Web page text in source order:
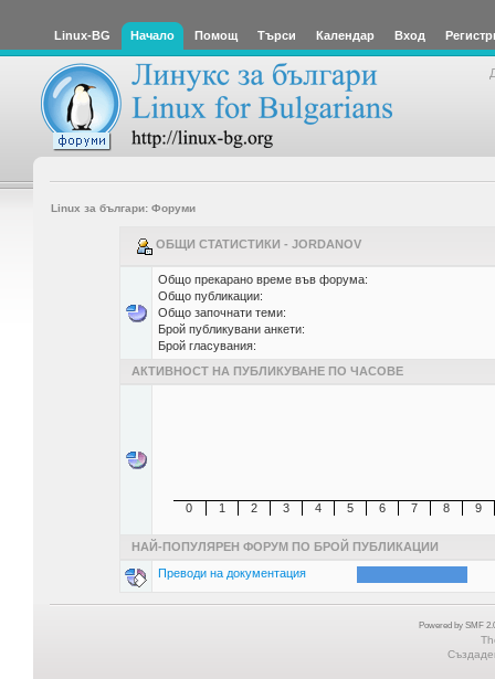
Linux-BG Начало Помощ Търси Календар Вход
Linux за българи: Форуми
ОБЩИ СТАТИСТИКИ - JORDANOV
Общо прекарано време във форума:
Общо публикации:
Общо започнати теми:
Брой публикувани анкети:
Брой гласувания:
АКТИВНОСТ НА ПУБЛИКУВАНЕ ПО ЧАСОВЕ
0 1 2 3 4 5 6 7 8 9
НАЙ-ПОПУЛЯРЕН ФОРУМ ПО БРОЙ ПУБЛИКАЦИИ
Преводи на документация
Powered by SMF